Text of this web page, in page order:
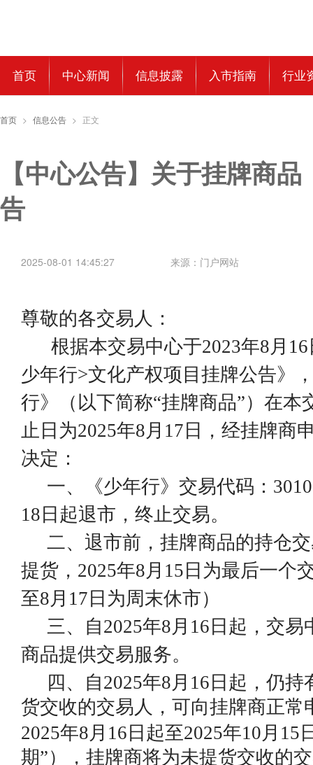
首页 中心新闻 信息披露 入市指南 行业
首页 > 信息公告 > 正文
【中心公告】关于挂牌商
告
2025-08-01 14:45:27 来源：门户网站
尊敬的各交易人：
根据本交易中心于2023年8月 16
少年行>文化产权项目挂牌公告》
行》（以下简称“挂牌商品”）在本
止日为2025年8月 17 日，经挂牌商
决定：
一、《少年行》交易代码：
18 日起退市，终止交易。
二、退市前，挂牌商品的持仓
提货， 2025年8月 15 日为最后一个
至8月17日为周末休市）
三、自2025年8月 16 日起，交易
商品提供交易服务。
四、自2025年8月 16 日起，仍持
货交收的交易人，可向挂牌商正常
2025年8月 16 日起至2025年10月 15
期”），挂牌商将为未提货交收的